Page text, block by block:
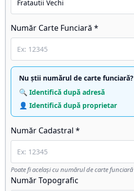
Număr Carte Funciară *
Nu știi numărul de carte funciară?
🔍 Identifică după adresă
👤 Identifică după proprietar
Număr Cadastral *
Poate fi același cu numărul de carte funciară
Număr Topografic